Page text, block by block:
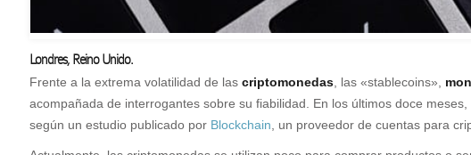
Londres, Reino Unido.
Frente a la extrema volatilidad de las criptomonedas , las «stablecoins»,
acompañada de interrogantes sobre su fiabilidad. En los últimos doce
según un estudio publicado por Blockchain , un proveedor de cuentas para